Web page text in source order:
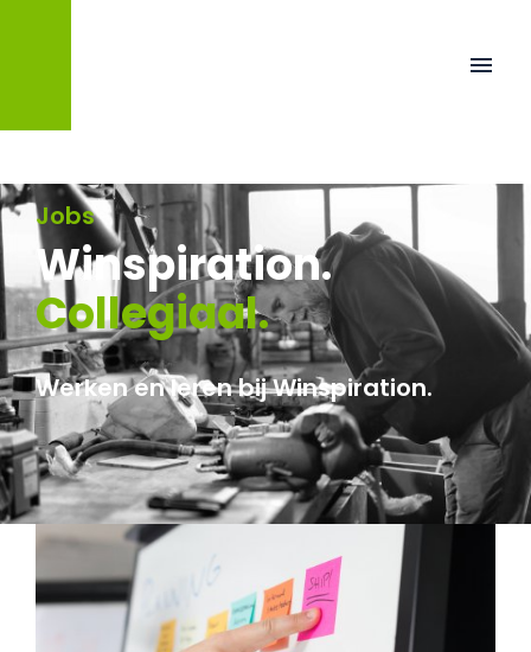
Jobs
Winspiration.
Collegiaal.
Werken en leren bij Winspiration.